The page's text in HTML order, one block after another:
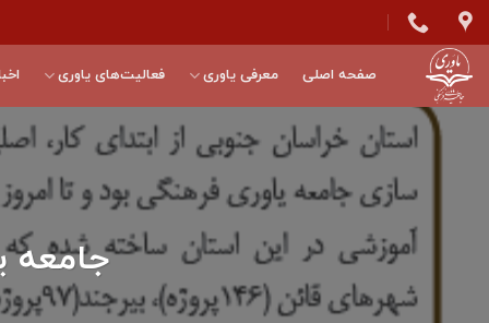
Skip
to
content
صفحه اصلی معرفی یاوری فعالیت‌های یاوری
جامعه